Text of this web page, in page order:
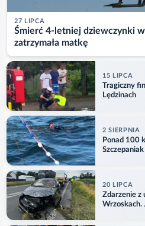
27 LIPCA
Śmierć 4-letniej dziewczynki
zatrzymała matkę
15 LIPCA
Tragiczny
Lędzinach
2 SIERPNIA
Ponad 100
20 LIPCA
Zdarzenie z
Wrzoskach.